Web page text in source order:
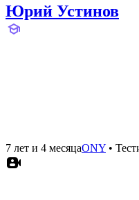
Юрий Устинов
7 лет и 4 месяцаONY •